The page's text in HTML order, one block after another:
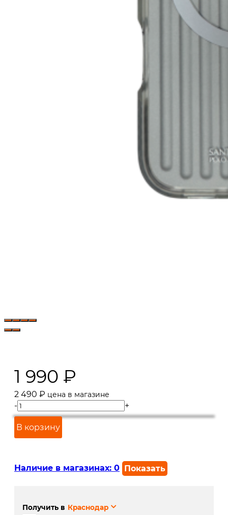
1 990 ₽
2 490 ₽ цена в магазине
- +
В корзину
Наличие в магазинах: 0 Показать
г. Краснодар, ТК Медиаплаза:
Получить в Краснодар